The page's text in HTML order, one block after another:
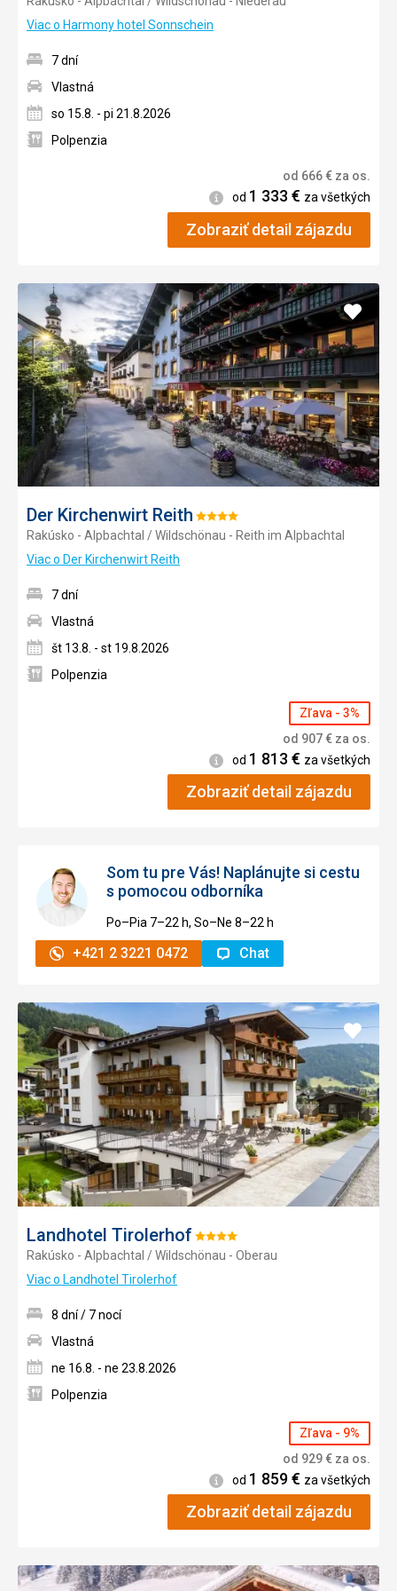
Viac o Harmony hotel Sonnschein
7 dní
Vlastná
so 15.8. - pi 21.8.2026
Polpenzia
od 666€ za os.
Informácie
od 1 333 € za všetkých
Zobraziť detail zájazdu
Der Kirchenwirt Reith Hodnotenie:
4/5
Rakúsko - Alpbachtal / Wildschönau - Reith im Alpbachtal
Viac o Der Kirchenwirt Reith
Pridať
do
7 dní
Vlastná
št 13.8. - st 19.8.2026
Polpenzia
Zľava - 3%
od 907€ za os.
Informácie
od 1 813 € za všetkých
Zobraziť detail zájazdu
Som tu pre Vás! Naplánujte si cestu
s pomocou odborníka
Po–Pia 7–⁠⁠⁠⁠⁠⁠22 h, So–Ne 8–⁠⁠⁠⁠⁠⁠22 h
+421 2 3221 0472 Chat
Landhotel Tirolerhof Hodnotenie:
4/5
Rakúsko - Alpbachtal / Wildschönau - Oberau
Viac o Landhotel Tirolerhof
Pridať
do
8 dní / 7 nocí
Vlastná
ne 16.8. - ne 23.8.2026
Polpenzia
Zľava - 9%
od 929€ za os.
Informácie
od 1 859€ za všetkých
Zobraziť detail zájazdu